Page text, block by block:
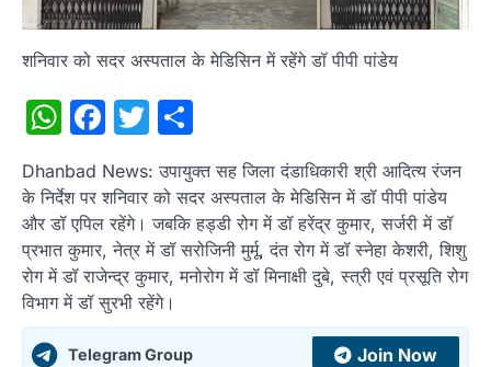
शनिवार को सदर अस्पताल के मेडिसिन में रहेंगे डॉ पीपी पांडेय
WhatsApp
Facebook
Twitter
Dhanbad News: उपायुक्त सह जिला दंडाधिकारी श्री आदित्य रंजन
के निर्देश पर शनिवार को सदर अस्पताल के मेडिसिन में डॉ पीपी पांडेय
और डॉ एपिल रहेंगे। जबकि हड्डी रोग में डॉ हरेंद्र कुमार, सर्जरी में डॉ
प्रभात कुमार, नेत्र में डॉ सरोजिनी मुर्मू, दंत रोग में डॉ स्नेहा केशरी, शिशु
रोग में डॉ राजेन्द्र कुमार, मनोरोग में डॉ मिनाक्षी दुबे, स्त्री एवं प्रसूति रोग
विभाग में डॉ सुरभी रहेंगे।
Telegram Group Join Now